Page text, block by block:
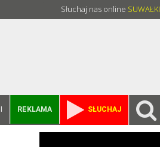
Słuchaj nas online SUWAŁKI
REKLAMA SŁUCHAJ